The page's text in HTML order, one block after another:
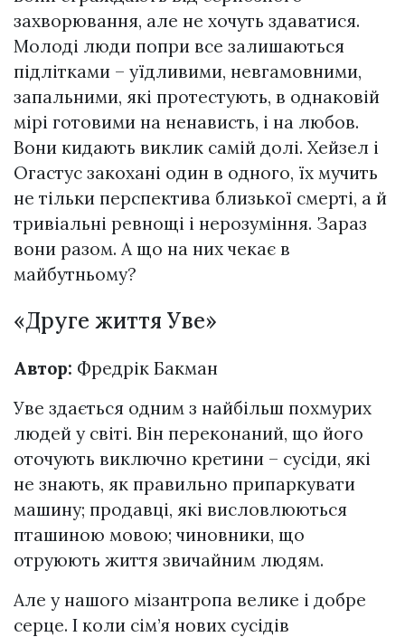
захворювання, але не хочуть здаватися.
Молоді люди попри все залишаються
підлітками – уїдливими, невгамовними,
запальними, які протестують, в однаковій
мірі готовими на ненависть, і на любов.
Вони кидають виклик самій долі. Хейзел і
Огастус закохані один в одного, їх мучить
не тільки перспектива близької смерті, а й
тривіальні ревнощі і нерозуміння. Зараз
вони разом. А що на них чекає в
майбутньому?
«Друге життя Уве»
Автор: Фредрік Бакман
Уве здається одним з найбільш похмурих
людей у ​​світі. Він переконаний, що його
оточують виключно кретини – сусіди, які
не знають, як правильно припаркувати
машину; продавці, які висловлюються
пташиною мовою; чиновники, що
отруюють життя звичайним людям.
Але у нашого мізантропа велике і добре
серце. І коли сім’я нових сусідів